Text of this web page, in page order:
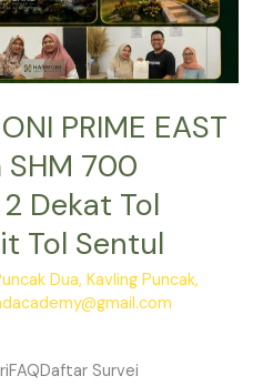
PRIME EAST
SHM 700
Dekat Tol
Tol Sentul
Dua,Kavling Puncak,
Survei